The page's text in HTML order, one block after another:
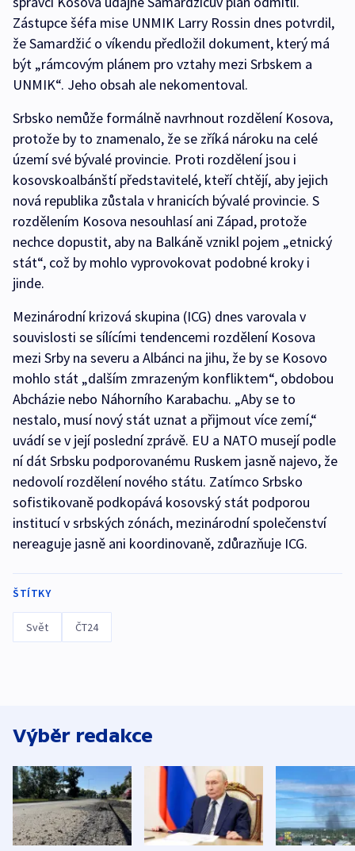
Zástupce šéfa mise UNMIK Larry Rossin dnes potvrdil,
že Samardžić o víkendu předložil dokument, který má
být „rámcovým plánem pro vztahy mezi Srbskem a
UNMIK“. Jeho obsah ale nekomentoval.
Srbsko nemůže formálně navrhnout rozdělení Kosova,
protože by to znamenalo, že se zříká nároku na celé
území své bývalé provincie. Proti rozdělení jsou i
kosovskoalbánští představitelé, kteří chtějí, aby jejich
nová republika zůstala v hranicích bývalé provincie. S
rozdělením Kosova nesouhlasí ani Západ, protože
nechce dopustit, aby na Balkáně vznikl pojem „etnický
stát“, což by mohlo vyprovokovat podobné kroky i
jinde.
Mezinárodní krizová skupina (ICG) dnes varovala v
souvislosti se sílícími tendencemi rozdělení Kosova
mezi Srby na severu a Albánci na jihu, že by se Kosovo
mohlo stát „dalším zmrazeným konfliktem“, obdobou
Abcházie nebo Náhorního Karabachu. „Aby se to
nestalo, musí nový stát uznat a přijmout více zemí,“
uvádí se v její poslední zprávě. EU a NATO musejí podle
ní dát Srbsku podporovanému Ruskem jasně najevo, že
nedovolí rozdělení nového státu. Zatímco Srbsko
sofistikovaně podkopává kosovský stát podporou
institucí v srbských zónách, mezinárodní společenství
nereaguje jasně ani koordinovaně, zdůrazňuje ICG.
ŠTÍTKY
Svět ČT24
Výběr redakce